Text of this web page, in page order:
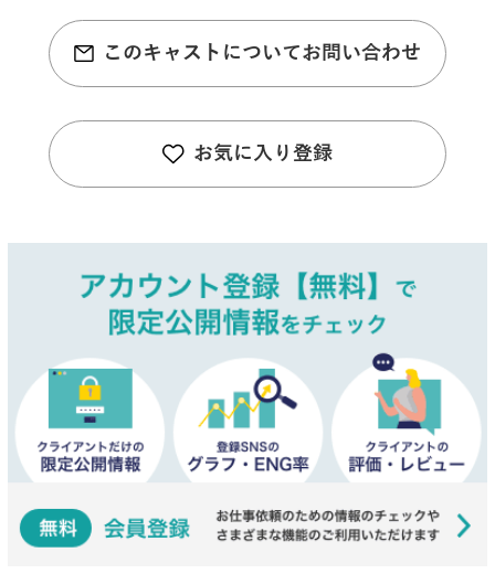
このキャストについてお問い合わせ
お気に入り登録